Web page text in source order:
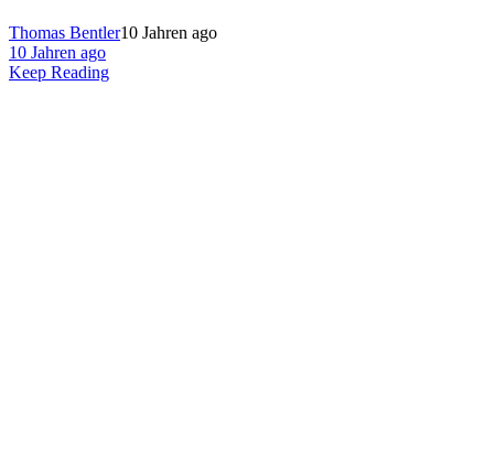
Thomas Bentler10 Jahren ago
10 Jahren ago
Keep Reading